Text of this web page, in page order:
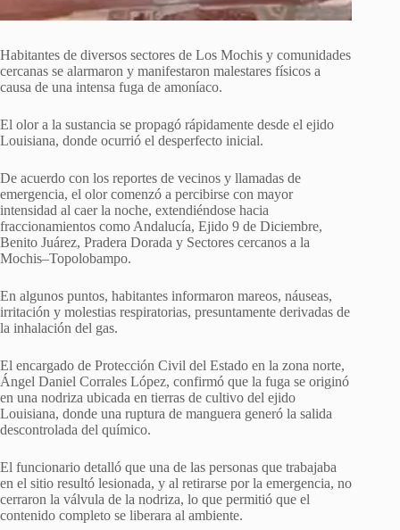
Habitantes de diversos sectores de Los Mochis y comunidades
cercanas se alarmaron y manifestaron malestares físicos a
causa de una intensa fuga de amoníaco.
El olor a la sustancia se propagó rápidamente desde el ejido
Louisiana, donde ocurrió el desperfecto inicial.
De acuerdo con los reportes de vecinos y llamadas de
emergencia, el olor comenzó a percibirse con mayor
intensidad al caer la noche, extendiéndose hacia
fraccionamientos como Andalucía, Ejido 9 de Diciembre,
Benito Juárez, Pradera Dorada y Sectores cercanos a la
Mochis–Topolobampo.
En algunos puntos, habitantes informaron mareos, náuseas,
irritación y molestias respiratorias, presuntamente derivadas de
la inhalación del gas.
El encargado de Protección Civil del Estado en la zona norte,
Ángel Daniel Corrales López, confirmó que la fuga se originó
en una nodriza ubicada en tierras de cultivo del ejido
Louisiana, donde una ruptura de manguera generó la salida
descontrolada del químico.
El funcionario detalló que una de las personas que trabajaba
en el sitio resultó lesionada, y al retirarse por la emergencia, no
cerraron la válvula de la nodriza, lo que permitió que el
contenido completo se liberara al ambiente.